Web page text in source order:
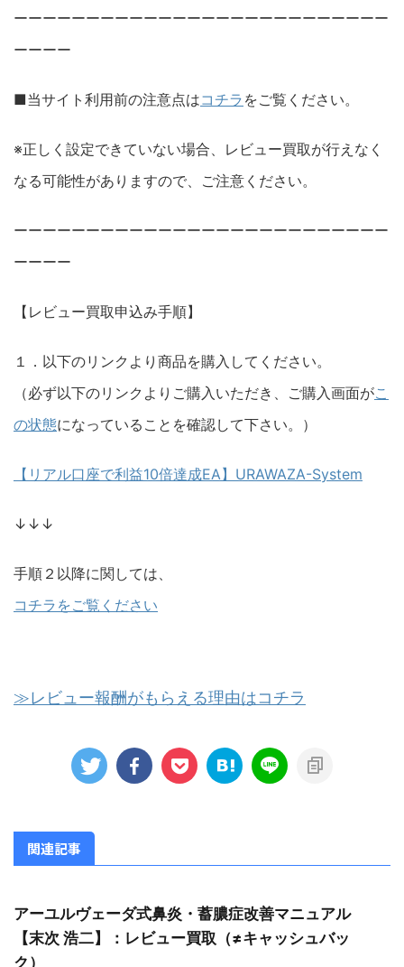
ーーーーーーーーーーーーーーーーーーーーーーーーーー
ーーーー
■当サイト利用前の注意点はコチラ をご覧ください。
※正しく設定できていない場合、レビュー買取が行えなく
なる可能性がありますので、ご注意ください。
ーーーーーーーーーーーーーーーーーーーーーーーーーー
ーーーー
【レビュー買取申込み手順】
１．以下のリンクより商品を購入してください。
（必ず以下のリンクよりご購入いただき、ご購入画面がこ
の状態になっていることを確認して下さい。）
【リアル口座で利益10倍達成EA】URAWAZA-System
↓↓↓
手順２以降に関しては、
コチラをご覧ください
≫レビュー報酬がもらえる理由はコチラ
関連記事
アーユルヴェーダ式鼻炎・蓄膿症改善マニュアル
【末次 浩二】：レビュー買取（≠キャッシュバッ
ク）